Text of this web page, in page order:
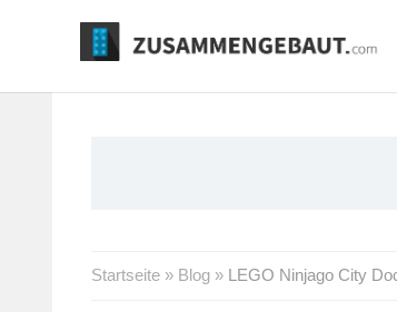
Startseite » Blog » LEGO Ninjago City